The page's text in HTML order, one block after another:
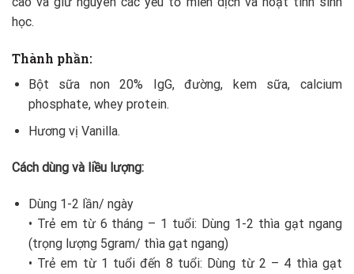
học.
Thành phần:
Bột sữa non 20% IgG, đường, kem sữa, calcium
phosphate, whey protein.
Hương vị Vanilla.
Cách dùng và liều lượng:
Dùng 1-2 lần/ ngày
• Trẻ em từ 6 tháng – 1 tuổi: Dùng 1-2 thìa gạt ngang
(trọng lượng 5gram/ thìa gạt ngang)
• Trẻ em từ 1 tuổi đến 8 tuổi: Dùng từ 2 – 4 thìa gạt